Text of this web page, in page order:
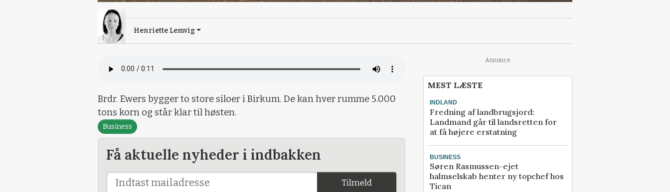
Henriette Lemvig
Brdr. Ewers bygger to store siloer i Birkum. De kan hver rumme 5.000
tons korn og står klar til høsten.
Business
Få aktuelle nyheder i indbakken
Tilmeld
Annonce
MEST LÆSTE
INDLAND
Fredning af landbrugsjord:
Landmand går til landsretten for
at få højere erstatning
BUSINESS
Søren Rasmussen-ejet
halmselskab henter ny topchef hos
Tican